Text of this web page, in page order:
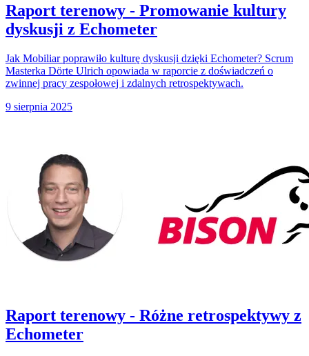
Raport terenowy - Promowanie kultury
dyskusji z Echometer
Jak Mobiliar poprawiło kulturę dyskusji dzięki Echometer? Scrum
Masterka Dörte Ulrich opowiada w raporcie z doświadczeń o
zwinnej pracy zespołowej i zdalnych retrospektywach.
9 sierpnia 2025
Raport terenowy - Różne retrospektywy z
Echometer